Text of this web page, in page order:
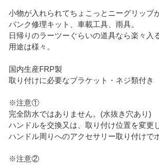
小物が入れられてちょこっとニーグリップ
パンク修理キット、車載工具、雨具。
日帰りのラーツーぐらいの道具なら楽々入
用途は様々。
国内生産FRP製
取り付けに必要なブラケット・ネジ類付き
※注意①
完全防水ではありません。(水抜き穴あり)
ハンドルを交換又は、取り付け位置を変更
ハンドル周りへのアクセサリー取り付けで
※注意②